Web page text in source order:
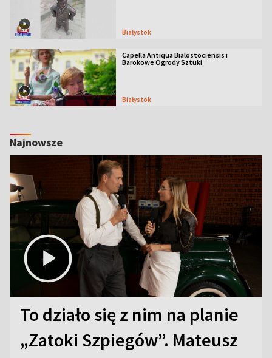
Białystok
Capella Antiqua Bialostociensis i
Barokowe Ogrody Sztuki
Białystok
Najnowsze
To działo się z nim na planie
„Zatoki Szpiegów”. Mateusz